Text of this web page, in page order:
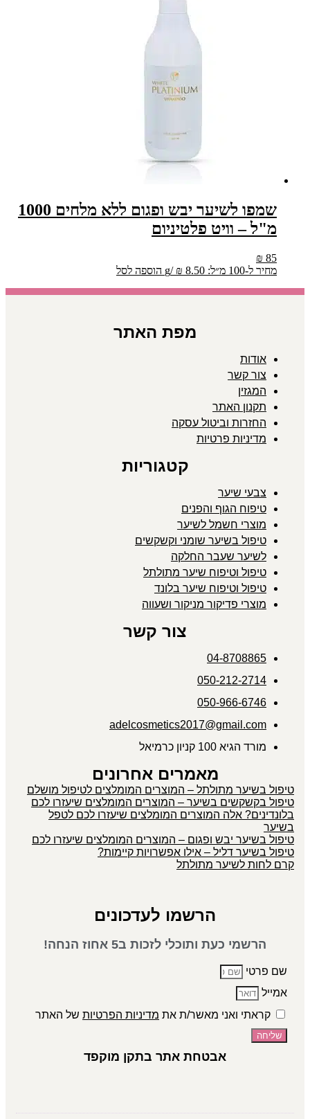
שמפו לשיער יבש ופגום ללא מלחים 1000
מ"ל – וויט פלטיניום
₪ 85
מחיר ל-100 מ״ל:
₪ 8.50
/
g הוספה לסל
מפת האתר
אודות
צור קשר
המגזין
תקנון האתר
החזרות וביטול עסקה
מדיניות פרטיות
קטגוריות
צבעי שיער
טיפוח הגוף והפנים
מוצרי חשמל לשיער
טיפול בשיער שומני וקשקשים
לשיער שעבר החלקה
טיפול וטיפוח שיער מתולתל
טיפול וטיפוח שיער בלונד
מוצרי פדיקור מניקור ושעווה
צור קשר
04-8708865
050-212-2714
050-966-6746
adelcosmetics2017@gmail.com
מורד הגיא 100 קניון כרמיאל
מאמרים אחרונים
טיפול בשיער מתולתל – המוצרים המומלצים לטיפול מושלם
טיפול בקשקשים בשיער – המוצרים המומלצים שיעזרו לכם
בלונדינים? אלה המוצרים המומלצים שיעזרו לכם לטפל
בשיער
טיפול בשיער יבש ופגום – המוצרים המומלצים שיעזרו לכם
טיפול בשיער דליל – אילו אפשרויות קיימות?
קרם לחות לשיער מתולתל
הרשמו לעדכונים
הרשמי כעת ותוכלי לזכות ב5 אחוז הנחה!
שם פרטי
אמייל
קראתי ואני מאשר/ת את מדיניות הפרטיות של האתר
שליחה
אבטחת אתר בתקן מוקפד